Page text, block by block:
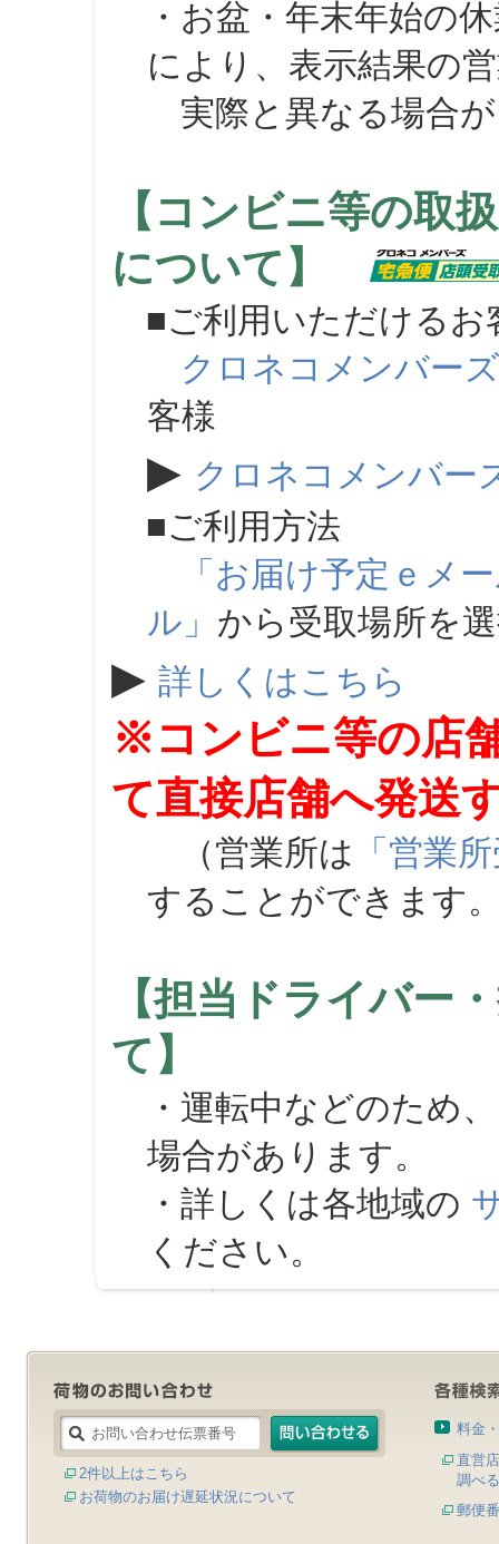
・お盆・年末年始の
により、表示結果の
実際と異なる場合が
【コンビニ等の取
について】
■ご利用いただけるお
クロネコメンバーズ
客様
▶ クロネコメンバー
■ご利用方法
「お届け予定ｅメ
ル」 から受取場所を
▶ 詳しくはこちら
※コンビニ等の店
て直接店舗へ発送
（営業所は 「営業
することができます
【担当ドライバー
て】
・運転中などのため
場合があります。
・詳しくは各地域の
ください。
2件以上はこちら
お荷物のお届け遅延状況について
料金
直営
調べる
郵便